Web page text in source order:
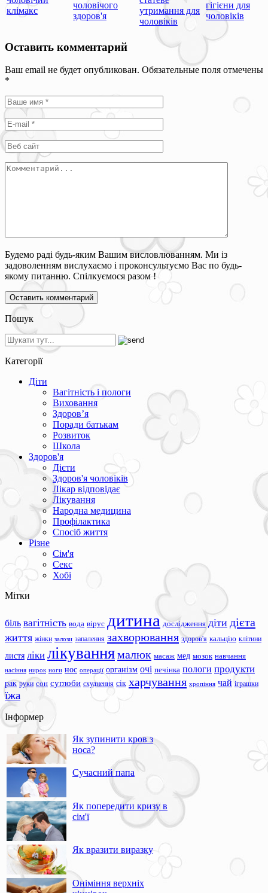
клімакс
чоловічого
здоров'я
утримання для
чоловіків
гігієни для
чоловіків
Оставить комментарий
Ваш email не будет опубликован. Обязательные поля отмечены
*
Будемо раді будь-яким Вашим висловлюванням. Ми із
задоволенням вислухаємо і проконсультуємо Вас по будь-
якому питанню. Спілкуємося разом !
Пошук
Категорії
Діти
Вагітність і пологи
Виховання
Здоров’я
Поради батькам
Розвиток
Школа
Здоров'я
Дієти
Здоров'я чоловіків
Лікар відповідає
Лікування
Народна медицина
Профілактика
Спосіб життя
Різне
Сім'я
Секс
Хобі
Мітки
біль вагітність вода вірус дитина дослідження діти дієта
життя жінки залози запалення захворювання здоров'я кальцію клітини
листя ліки лікуваннямалюк масаж мед мозок навчання
насіння нирок ноги нос операції організм очі печінка пологи продукти
рак руки сон суглоби схуднення сік харчування хропіння чай іграшки
їжа
Інформер
Як зупинити кров з
носа?
Сучасний папа
Як попередити кризу в
сім'ї
Як вразити виразку
Оніміння верхніх